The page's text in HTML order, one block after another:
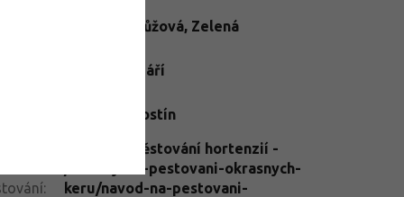
Růžová, Zelená
Září
Polostín
:
Návod na pěstování hortenzií -
/navody-na-pestovani-okrasnych-
keru/navod-na-pestovani-